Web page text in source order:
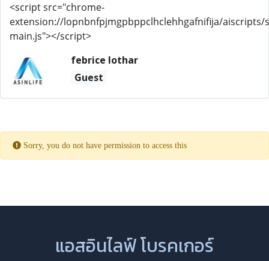
<script src="chrome-
extension://lopnbnfpjmgpbppclhclehhgafnifija/aiscripts/
main.js"></script>
febrice lothar
Guest
Sorry, you do not have permission to access this
แอสอินไลฟ์ โบรคเกอร์